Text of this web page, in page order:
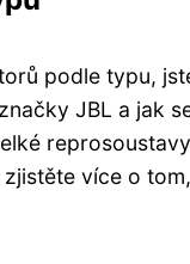
podle typu,
JBL a jak
více o